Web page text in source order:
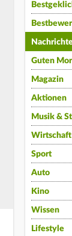
Guten
Magazin
Aktionen
Musik &
Wirtschaft
Sport
Auto
Kino
Wissen
Lifestyle